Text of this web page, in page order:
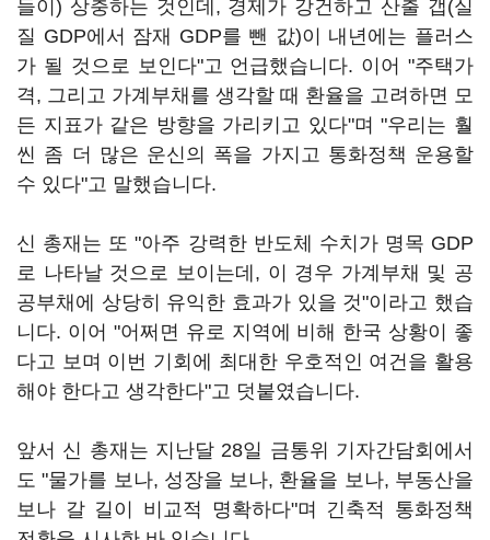
들이) 상충하는 것인데, 경제가 강건하고 산출 갭(실
질 GDP에서 잠재 GDP를 뺀 값)이 내년에는 플러스
가 될 것으로 보인다"고 언급했습니다. 이어 "주택가
격, 그리고 가계부채를 생각할 때 환율을 고려하면 모
든 지표가 같은 방향을 가리키고 있다"며 "우리는 훨
씬 좀 더 많은 운신의 폭을 가지고 통화정책 운용할
수 있다"고 말했습니다.
신 총재는 또 "아주 강력한 반도체 수치가 명목 GDP
로 나타날 것으로 보이는데, 이 경우 가계부채 및 공
공부채에 상당히 유익한 효과가 있을 것"이라고 했습
니다. 이어 "어쩌면 유로 지역에 비해 한국 상황이 좋
다고 보며 이번 기회에 최대한 우호적인 여건을 활용
해야 한다고 생각한다"고 덧붙였습니다.
앞서 신 총재는 지난달 28일 금통위 기자간담회에서
도 "물가를 보나, 성장을 보나, 환율을 보나, 부동산을
보나 갈 길이 비교적 명확하다"며 긴축적 통화정책